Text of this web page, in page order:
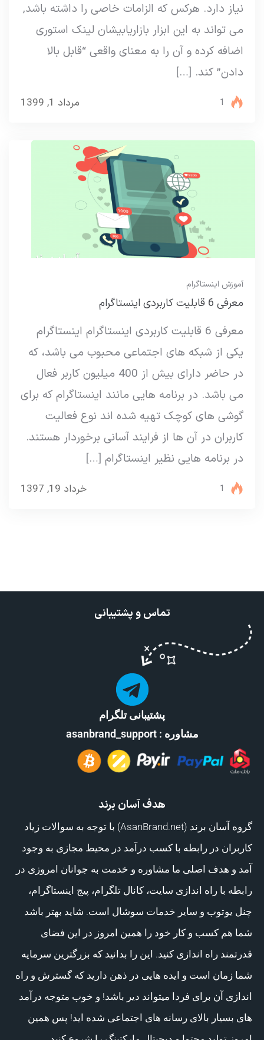
نیاز دارد. هرکس که الزامات خاصی را داشته باشد,
می تواند به این ابزار بازاریابیشان لینک استوری
اضافه کرده و آن را به معنای واقعی “قابل بالا
دادن” کند. […]
مرداد 1, 1399 1
آموزش اینستاگرام
معرفی 6 قابلیت کاربردی اینستاگرام
معرفی 6 قابلیت کاربردی اینستاگرام اینستاگرام
یکی از شبکه های اجتماعی محبوب می باشد، که
در حاضر دارای بیش از 400 میلیون کاربر فعال
می باشد. در برنامه هایی مانند اینستاگرام که برای
گوشی های کوچک تهیه شده اند نوع فعالیت
کاربران در آن ها از فرایند آسانی برخوردار هستند.
در برنامه هایی نظیر اینستاگرام […]
خرداد 19, 1397 1
تماس و پشتیبانی
پشتیبانی تلگرام
مشاوره : asanbrand_support
هدف آسان برند
گروه آسان برند (AsanBrand.net) با توجه به سوالات زیاد
کاربران در رابطه با کسب درآمد در محیط مجازی به وجود
آمد و هدف اصلی ما مشاوره و خدمت به جوانان امروزی در
رابطه با راه اندازی سایت، کانال تلگرام، پیج اینستاگرام،
چنل یوتوب و سایر خدمات سوشال است. شاید بهتر باشد
شما هم کسب و کار خود را همین امروز در این فضای
قدرتمند راه اندازی کنید. این را بدانید که بزرگترین سرمایه
شما زمان است و ایده هایی در ذهن دارید که گسترش و راه
اندازی آن برای فردا میتواند دیر باشد! و خوب متوجه درآمد
های بسیار بالای رسانه های اجتماعی شده اید! پس همین